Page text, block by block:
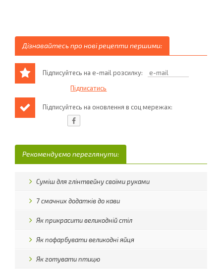
Дізнавайтесь про нові рецепти першими:
Підписуйтесь на e-mail розсилку:
Підписуйтесь на оновлення в соц мережах:
Рекомендуємо переглянути:
Суміш для глінтвейну своїми руками
7 смачних додатків до кави
Як прикрасити великодній стіл
Як пофарбувати великодні яйця
Як готувати птицю